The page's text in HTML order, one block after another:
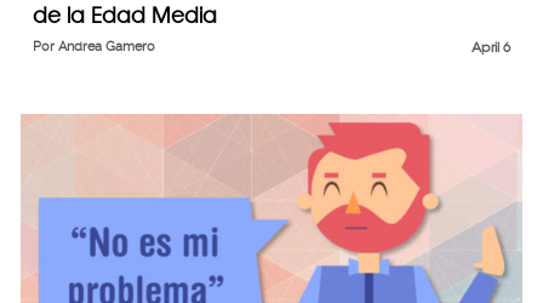
de la Edad Media
April 6
Por Andrea Gamero